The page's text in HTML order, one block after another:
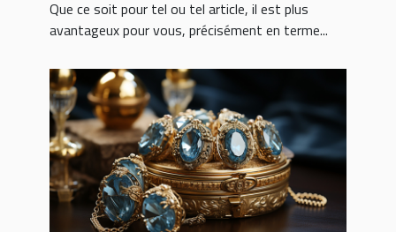
Que ce soit pour tel ou tel article, il est plus
avantageux pour vous, précisément en terme...